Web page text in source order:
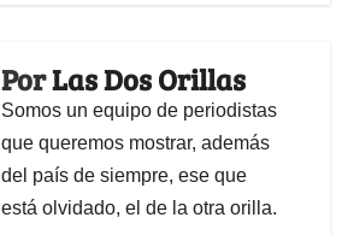
PorLas Dos Orillas
Somos un equipo de periodistas
que queremos mostrar, además
del país de siempre, ese que
está olvidado, el de la otra orilla.